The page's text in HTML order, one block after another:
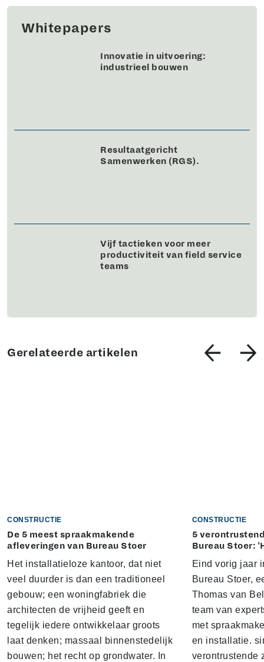
Whitepapers
Innovatie in uitvoering:
industrieel bouwen
Resultaatgericht
Samenwerken (RGS).
Vijf tactieken voor meer
productiviteit van field service
teams
Gerelateerde artikelen
CONSTRUCTIE
De 5 meest spraakmakende
afleveringen van Bureau Stoer
Het installatieloze kantoor, dat niet
veel duurder is dan een traditioneel
gebouw; een woningfabriek die
architecten de vrijheid geeft en
tegelijk iedere ontwikkelaar groots
laat denken; massaal binnenstedelijk
bouwen; het recht op grondwater. In
CONSTRUCTIE
5
Bureau Stoer:
Eind vorig jaar
Bureau Stoer,
Thomas van
team van
met
en installatie.
verontrustende